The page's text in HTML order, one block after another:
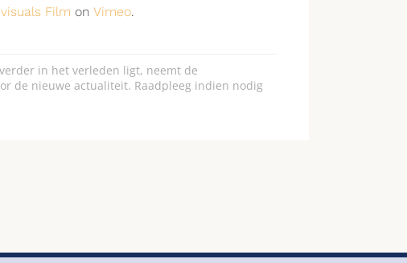
Film on Vimeo.
in het verleden ligt, neemt de
de nieuwe actualiteit. Raadpleeg indien nodig